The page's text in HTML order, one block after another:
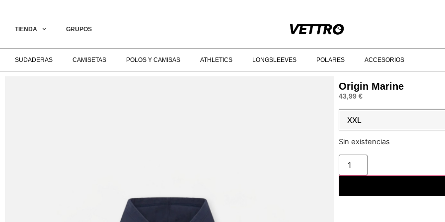
TIENDA GRUPOS
SUDADERAS CAMISETAS POLOS Y CAMISAS ATHLETICS LONGSLEEVES POLARES ACCESORIOS
Origin Marine
43,99 €
Sin existencias